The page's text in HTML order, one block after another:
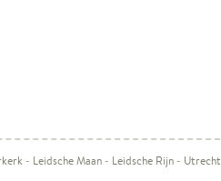
- Leidsche Maan - Leidsche Rijn - Utrecht